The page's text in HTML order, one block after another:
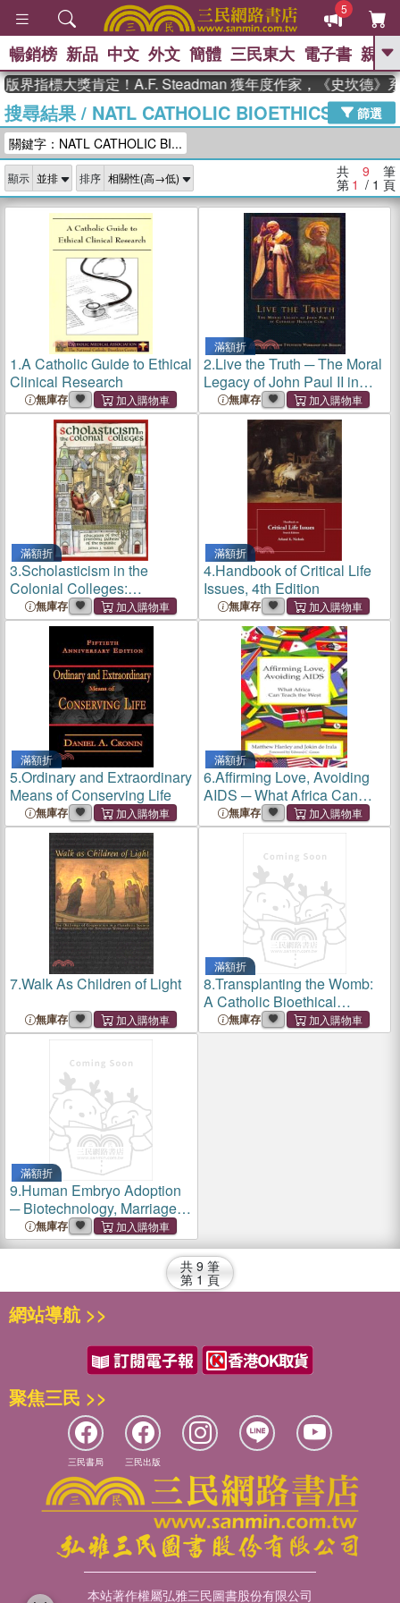
5
GO
熱搜： 東野圭吾 、 高希均教授回憶錄
、 The Odyssey 、 父親節 、 花開錦
繡
李登輝時代 、 數學女孩：黎曼猜想
、
如果歷史是一
群喵 、 臺灣漫遊錄
暢銷榜 新品 中文 外文 簡體 三民東大 電子書 親子
界指標大獎肯定！A.F. Steadman 獲年度作家，《史坎德》
搜尋結果/ NATL CATHOLIC BIOETHICS CTR
篩選
關鍵字：NATL CATHOLIC BI...
顯示 排序 共 9 筆
第 1 / 1 頁
1.A Catholic Guide to Ethical
Clinical Research
無庫存
滿額折
2.Live the Truth ─ The Moral
Legacy of John Paul II in
Catholic Health Care
無庫存
滿額折
3.Scholasticism in the
Colonial Colleges:
Education of the Founding
Fathers
無庫存
滿額折
4.Handbook of Critical Life
Issues, 4th Edition
無庫存
滿額折
5.Ordinary and Extraordinary
Means of Conserving Life
無庫存
滿額折
6.Affirming Love, Avoiding
AIDS ─ What Africa Can
Teach the West
無庫存
7.Walk As Children of Light
無庫存
滿額折
8.Transplanting the Womb:
A Catholic Bioethical
Analysis
無庫存
滿額折
9.Human Embryo Adoption
─ Biotechnology, Marriage,
and the Right to Life
無庫存
共 9 筆
第 1 頁
網站導航 >>
聚焦三民 >>
三民書局 三民出版
本站著作權屬弘雅三民圖書股份有限公司